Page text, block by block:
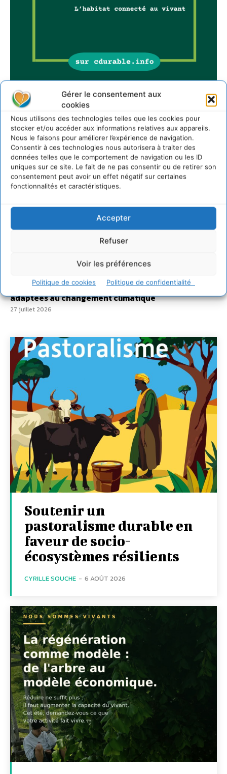
Gérer le consentement aux
cookies
Nous utilisons des technologies telles que les cookies pour
stocker et/ou accéder aux informations relatives aux appareils.
Nous le faisons pour améliorer l’expérience de navigation.
Consentir à ces technologies nous autorisera à traiter des
données telles que le comportement de navigation ou les ID
uniques sur ce site. Le fait de ne pas consentir ou de retirer son
consentement peut avoir un effet négatif sur certaines
fonctionnalités et caractéristiques.
Accepter
Refuser
Voir les préférences
Politique de cookies Politique de confidentialité
Sur Cdurable
Comment le sol français a perdu sa mémoire
hydrique et déréglé tout le territoire (2020-2026)
2 août 2026
Développer notre attention aux espèces vivantes
non humaines avec les communs de Zoepolis
Un kit citoyen pour lever les freins au
développement des forêts comestibles dans nos
L’éco-anxiété informe et l’éco-lucidité transforme
7 indicateurs pour des villes résilientes et durables,
adaptées au changement climatique
27 juillet 2026
Soutenir un
pastoralisme durable en
faveur de socio-
écosystèmes résilients
CYRILLE SOUCHE - 6 AOÛT 2026